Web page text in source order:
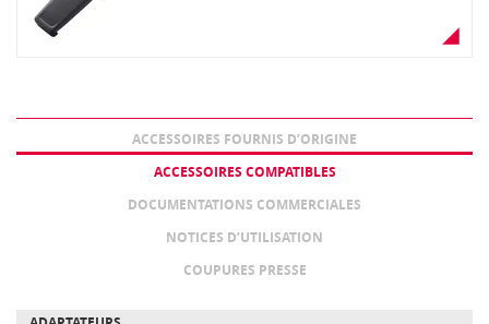
ACCESSOIRES FOURNIS D’ORIGINE
ACCESSOIRES COMPATIBLES
DOCUMENTATIONS COMMERCIALES
NOTICES D’UTILISATION
COUPURES PRESSE